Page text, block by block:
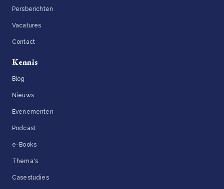
Persberichten
Vacatures
Contact
Kennis
Blog
Nieuws
Evenementen
Podcast
e-Books
Thema's
Casestudies